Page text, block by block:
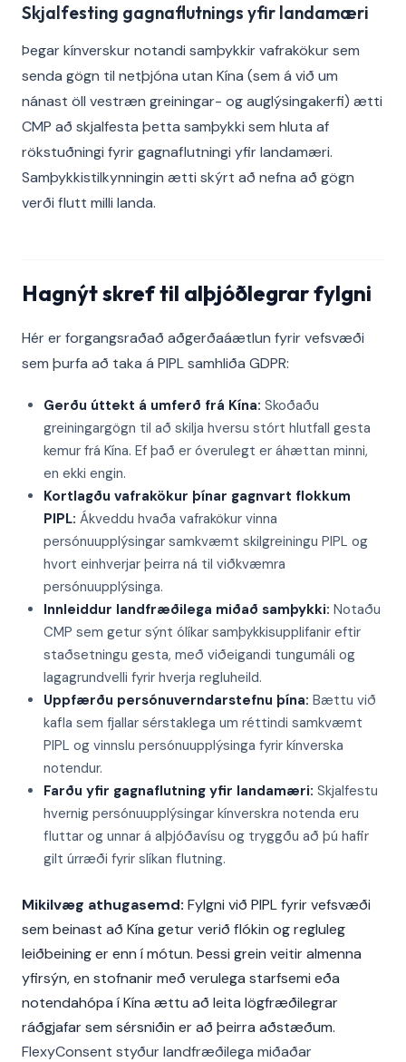
Skjalfesting gagnaflutnings yfir landamæri
Þegar kínverskur notandi samþykkir vafrakökur sem
senda gögn til netþjóna utan Kína (sem á við um
nánast öll vestræn greiningar- og auglýsingakerfi) ætti
CMP að skjalfesta þetta samþykki sem hluta af
rökstuðningi fyrir gagnaflutningi yfir landamæri.
Samþykkistilkynningin ætti skýrt að nefna að gögn
verði flutt milli landa.
Hagnýt skref til alþjóðlegrar fylgni
Hér er forgangsraðað aðgerðaáætlun fyrir vefsvæði
sem þurfa að taka á PIPL samhliða GDPR:
Gerðu úttekt á umferð frá Kína: Skoðaðu
greiningargögn til að skilja hversu stórt hlutfall gesta
kemur frá Kína. Ef það er óverulegt er áhættan minni,
en ekki engin.
Kortlagðu vafrakökur þínar gagnvart flokkum
PIPL: Ákveddu hvaða vafrakökur vinna
persónuupplýsingar samkvæmt skilgreiningu PIPL og
hvort einhverjar þeirra ná til viðkvæmra
persónuupplýsinga.
Innleiddur landfræðilega miðað samþykki: Notaðu
CMP sem getur sýnt ólíkar samþykkisupplifanir eftir
staðsetningu gesta, með viðeigandi tungumáli og
lagagrundvelli fyrir hverja regluheild.
Uppfærðu persónuverndarstefnu þína: Bættu við
kafla sem fjallar sérstaklega um réttindi samkvæmt
PIPL og vinnslu persónuupplýsinga fyrir kínverska
notendur.
Farðu yfir gagnaflutning yfir landamæri: Skjalfestu
hvernig persónuupplýsingar kínverskra notenda eru
fluttar og unnar á alþjóðavísu og tryggðu að þú hafir
gilt úrræði fyrir slíkan flutning.
Mikilvæg athugasemd: Fylgni við PIPL fyrir vefsvæði
sem beinast að Kína getur verið flókin og regluleg
leiðbeining er enn í mótun. Þessi grein veitir almenna
yfirsýn, en stofnanir með verulega starfsemi eða
notendahópa í Kína ættu að leita lögfræðilegrar
ráðgjafar sem sérsniðin er að þeirra aðstæðum.
FlexyConsent styður landfræðilega miðaðar